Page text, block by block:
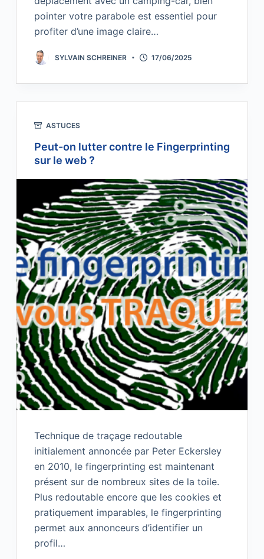
pointer votre parabole est essentiel pour
profiter d’une image claire…
SYLVAIN SCHREINER 17/06/2025
ASTUCES
Peut-on lutter contre le Fingerprinting
sur le web ?
Technique de traçage redoutable
initialement annoncée par Peter Eckersley
en 2010, le fingerprinting est maintenant
présent sur de nombreux sites de la toile.
Plus redoutable encore que les cookies et
pratiquement imparables, le fingerprinting
permet aux annonceurs d’identifier un
profil…